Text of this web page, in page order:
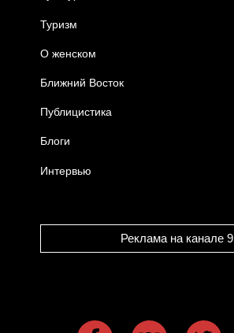
Туризм
О женском
Ближний Восток
Публицистика
Блоги
Интервью
Реклама на канале 9